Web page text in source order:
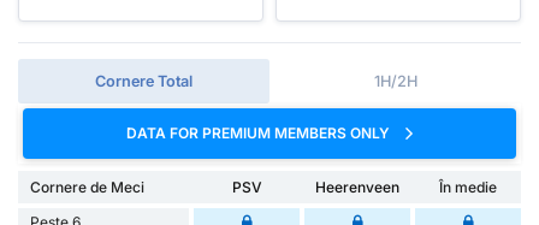
Cornere Total 1H/2H
DATA FOR PREMIUM MEMBERS ONLY
Cornere de Meci PSV Heerenveen
În medie